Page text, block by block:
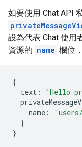
如要使用 Chat API
設為代表 Chat 使用
資源的 name 欄位
{
text : "Hello
name : "users/
}
}